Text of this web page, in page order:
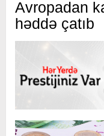
Avropadan
həddə çatıb